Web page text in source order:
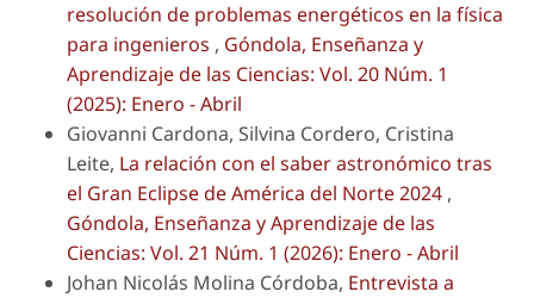
resolución de problemas energéticos en la física
para ingenieros , Góndola, Enseñanza y
Aprendizaje de las Ciencias: Vol. 20 Núm. 1
(2025): Enero - Abril
Giovanni Cardona, Silvina Cordero, Cristina
Leite, La relación con el saber astronómico tras
el Gran Eclipse de América del Norte 2024 ,
Góndola, Enseñanza y Aprendizaje de las
Ciencias: Vol. 21 Núm. 1 (2026): Enero - Abril
Johan Nicolás Molina Córdoba, Entrevista a